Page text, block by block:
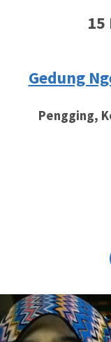
15
Gedung
Pengging,